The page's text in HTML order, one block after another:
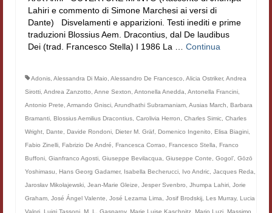
Lahiri e commento di Simone Marchesi ai versi di
Dante) Disvelamenti e apparizioni. Testi inediti e prime
traduzioni Blossius Aem. Dracontius, dal De laudibus
Dei (trad. Francesco Stella) I 1986 La … Continua
Adonis, Alessandra Di Maio, Alessandro De Francesco, Alicia Ostriker, Andrea
Sirotti, Andrea Zanzotto, Anne Sexton, Antonella Anedda, Antonella Francini,
Antonio Prete, Armando Gnisci, Arundhathi Subramaniam, Ausias March, Barbara
Bramanti, Blossius Aemilius Dracontius, Carolivia Herron, Charles Simic, Charles
Wright, Dante, Davide Rondoni, Dieter M. Gräf, Domenico Ingenito, Elisa Biagini,
Fabio Zinelli, Fabrizio De André, Francesca Corrao, Francesco Stella, Franco
Buffoni, Gianfranco Agosti, Giuseppe Bevilacqua, Giuseppe Conte, Gogol’, Gōzō
Yoshimasu, Hans Georg Gadamer, Isabella Becherucci, Ivo Andric, Jacques Reda,
Jarosłav Mikołajewski, Jean-Marie Gleize, Jesper Svenbro, Jhumpa Lahiri, Jorie
Graham, José Ángel Valente, José Lezama Lima, Josif Brodskij, Les Murray, Lucia
Valori, Luigi Tassoni, M. L. Gasparov, Marie Luise Kaschnitz, Mario Luzi, Massimo